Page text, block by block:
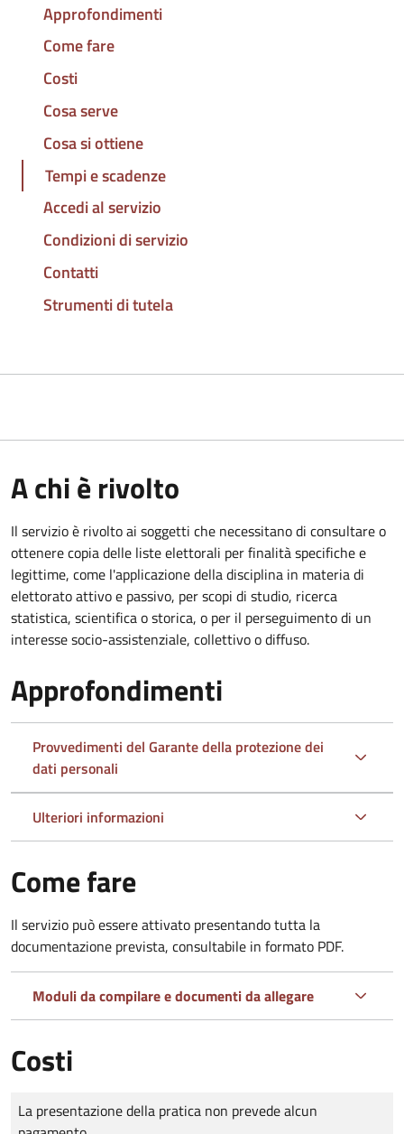
Approfondimenti
Come fare
Costi
Cosa serve
Cosa si ottiene
Tempi e scadenze
Accedi al servizio
Condizioni di servizio
Contatti
Strumenti di tutela
A chi è rivolto
Il servizio è rivolto ai soggetti che necessitano di consultare o
ottenere copia delle liste elettorali per finalità specifiche e
legittime, come l'applicazione della disciplina in materia di
elettorato attivo e passivo, per scopi di studio, ricerca
statistica, scientifica o storica, o per il perseguimento di un
interesse socio-assistenziale, collettivo o diffuso.
Approfondimenti
Provvedimenti del Garante della protezione dei
dati personali
Ulteriori informazioni
Come fare
Il servizio può essere attivato presentando tutta la
documentazione prevista, consultabile in formato PDF.
Moduli da compilare e documenti da allegare
Costi
Tipo di pagamento
Importo
La presentazione della pratica non prevede alcun